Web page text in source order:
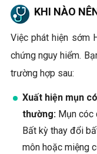
KHI NÀO
Việc phát hiện sớm
chứng nguy hiểm.
trường hợp sau:
Xuất hiện mụn
thường: Mụn cóc
Bất kỳ thay đổi
môn hoặc miệng